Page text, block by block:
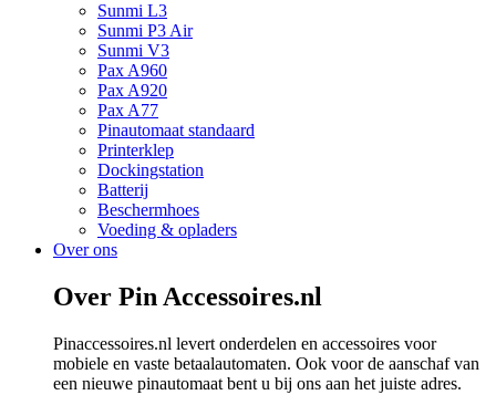
Sunmi L3
Sunmi P3 Air
Sunmi V3
Pax A960
Pax A920
Pax A77
Pinautomaat standaard
Printerklep
Dockingstation
Batterij
Beschermhoes
Voeding & opladers
Over ons
Over Pin Accessoires.nl
Pinaccessoires.nl levert onderdelen en accessoires voor
mobiele en vaste betaalautomaten. Ook voor de aanschaf van
een nieuwe pinautomaat bent u bij ons aan het juiste adres.